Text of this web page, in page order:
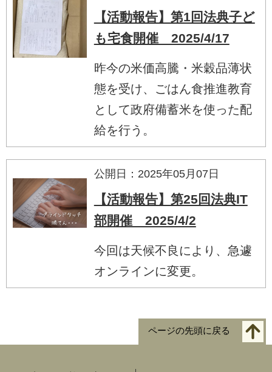
【活動報告】第1回法典子ど
も宅食開催 2025/4/17
昨今の米価高騰・米穀品薄状
態を受け、ごはん食推進教育
として政府備蓄米を使った配
給を行う。
公開日：2025年05月07日
【活動報告】第25回法典IT
部開催 2025/4/2
今回は天候不良により、急遽
オンラインに変更。
ページの先頭に戻る